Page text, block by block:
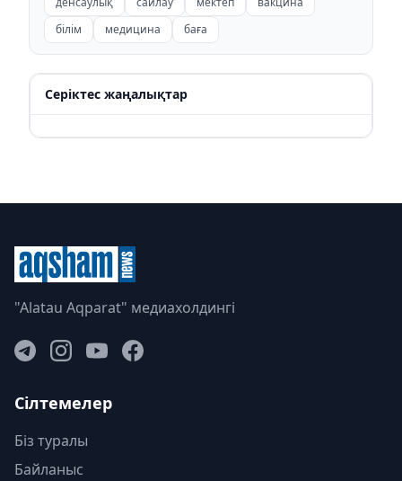
білім
медицина баға
Серіктес жаңалықтар
"Alatau Aqparat" медиахолдингі
Сілтемелер
Біз туралы
Байланыс